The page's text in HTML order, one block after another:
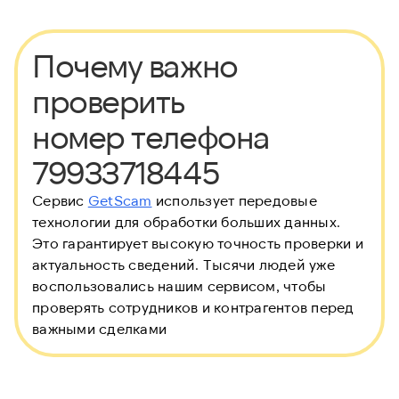
Почему важно
проверить
номер телефона
79933718445
Сервис GetScam использует передовые
технологии для обработки больших данных.
Это гарантирует высокую точность проверки и
актуальность сведений. Тысячи людей уже
воспользовались нашим сервисом, чтобы
проверять сотрудников и контрагентов перед
важными сделками